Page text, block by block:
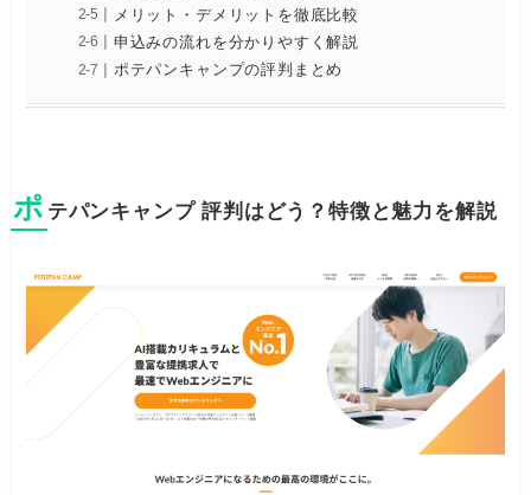
メリット・デメリットを徹底比較
申込みの流れを分かりやすく解説
ポテパンキャンプの評判まとめ
ポ テパンキャンプ 評判はどう？特徴と魅力を解説